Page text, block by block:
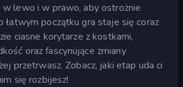
w lewo i w prawo, aby ostrożnie
łatwym początku gra staje się coraz
ciasne korytarze z kostkami,
oraz fascynujące zmiany
przetrwasz. Zobacz, jaki etap uda ci
się rozbijesz!